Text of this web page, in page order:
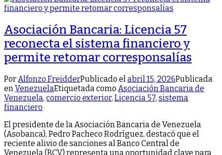
Asociación Bancaria: Licencia 57
reconecta el sistema financiero y
permite retomar corresponsalías
PorAlfonzo FreidderPublicado elabril 15, 2026Publicada
enVenezuelaEtiquetada como Asociación Bancaria de
Venezuela, comercio exterior, Licencia 57, sistema
financiero
El presidente de la Asociación Bancaria de Venezuela
(Asobanca), Pedro Pacheco Rodríguez, destacó que el
reciente alivio de sanciones al Banco Central de
Venezuela (BCV) representa una oportunidad clave para